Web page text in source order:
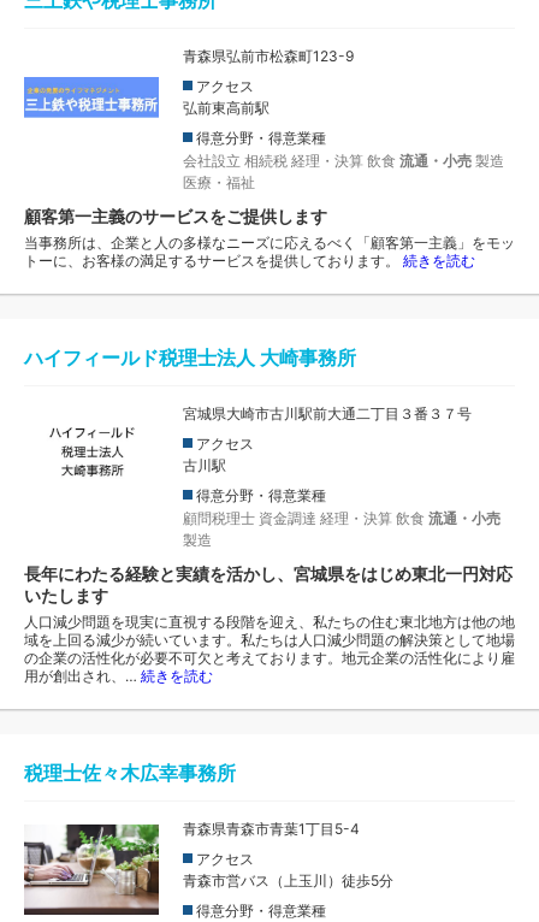
青森県弘前市松森町123-9
アクセス
弘前東高前駅
得意分野・得意業種
会社設立 相続税 経理・決算 飲食 流通・小売 製造
医療・福祉
顧客第一主義のサービスをご提供します
当事務所は、企業と人の多様なニーズに応えるべく「顧客第一主義」をモッ
トーに、お客様の満足するサービスを提供しております。 続きを読む
ハイフィールド税理士法人 大崎事務所
宮城県大崎市古川駅前大通二丁目３番３７号
アクセス
古川駅
得意分野・得意業種
顧問税理士 資金調達 経理・決算 飲食 流通・小売
製造
長年にわたる経験と実績を活かし、宮城県をはじめ東北一円対応
いたします
人口減少問題を現実に直視する段階を迎え、私たちの住む東北地方は他の地
域を上回る減少が続いています。私たちは人口減少問題の解決策として地場
の企業の活性化が必要不可欠と考えております。地元企業の活性化により雇
用が創出され、… 続きを読む
税理士佐々木広幸事務所
青森県青森市青葉1丁目5-4
アクセス
青森市営バス（上玉川）徒歩5分
得意分野・得意業種